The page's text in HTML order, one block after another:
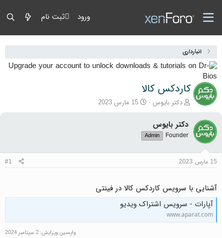
ورود ثبت نام
انبارداری
کاردکس کالا
آغازگر گفتمان
دکتر بایوس تاریخ شروع
15 مارس 2023
دکتر بایوس
Founder
Admin
15 مارس 2023 #1
آشنایی با سرویس کاردکس کالا در فینتی
آپارات - سرویس اشتراک ویدیو
www.aparat.com
واپسین ویرایش: 2 سپتامبر 2024